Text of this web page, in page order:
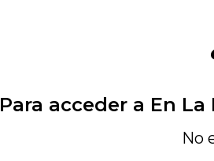
Para acceder a En
No